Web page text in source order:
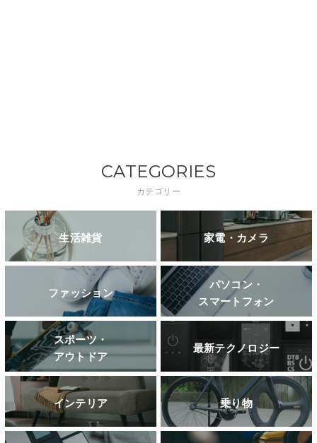
CATEGORIES
カテゴリー
生活雑貨 家電・カメラ
ファッション
パソコン・
スマートフォン
スポーツ・
アウトドア
最新テクノロジー
インテリア 乗り物